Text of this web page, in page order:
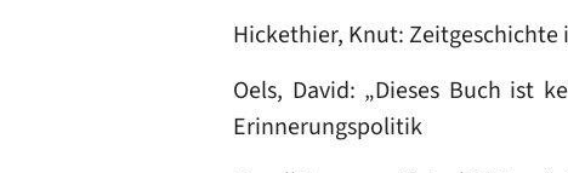
Hickethier, Knut: Zeitgeschichte
Oels, David: „Dieses Buch ist
Erinnerungspolitik